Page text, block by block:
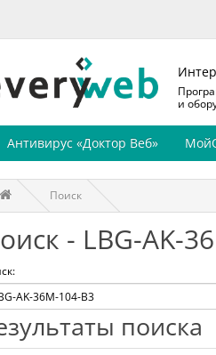
и
Антивирус «Доктор Веб»
Поиск
- LBG-AK-
поиска